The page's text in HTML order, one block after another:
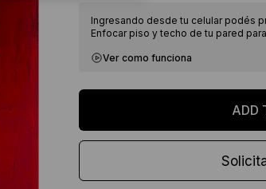
Ingresando desde tu celular podés
Enfocar piso y techo de tu pared
Ver como funciona